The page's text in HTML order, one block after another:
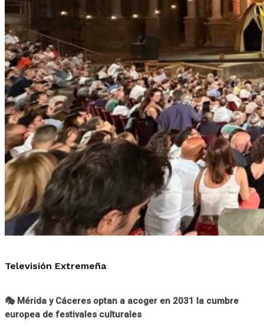
Televisión Extremeña
🎭 Mérida y Cáceres optan a acoger en 2031 la cumbre
europea de festivales culturales